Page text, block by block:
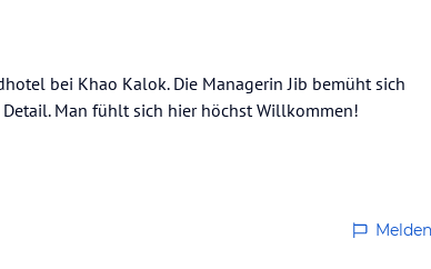
bei Khao Kalok. Die Managerin Jib bemüht sich
Man fühlt sich hier höchst Willkommen!
Melden